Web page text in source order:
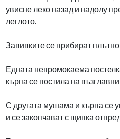
увисне леко назад и надолу
леглото.
Завивките се прибират плътно
Едната непромокаема
кърпа се постила на
С другата мушама и кърпа се
и се закопчават с щипка отпред.